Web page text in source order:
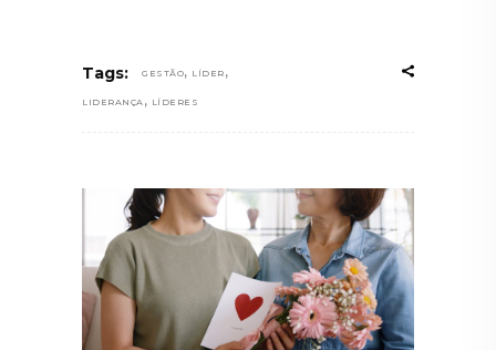
Tags: GESTÃO, LÍDER ,
LIDERANÇA , LÍDERES